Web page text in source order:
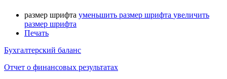
размер шрифта уменьшить размер шрифта увеличить
размер шрифта
Печать
Бухгалтерский баланс
Отчет о финансовых результатах